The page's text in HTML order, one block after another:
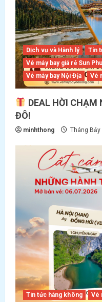
Dịch vụ và Hành lý
Tin
Vé máy bay giá rẻ Sun
Vé máy bay Nội Địa
Vé
DEAL HỜI CHẠM
ĐÔ!
minhthong Tháng Bảy
Tin tức hàng không Vé